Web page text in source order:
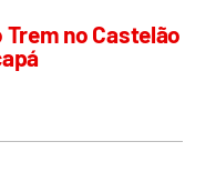
no Castelão